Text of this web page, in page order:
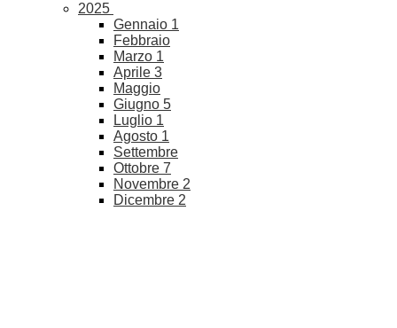
2025
Gennaio 1
Febbraio
Marzo 1
Aprile 3
Maggio
Giugno 5
Luglio 1
Agosto 1
Settembre
Ottobre 7
Novembre 2
Dicembre 2